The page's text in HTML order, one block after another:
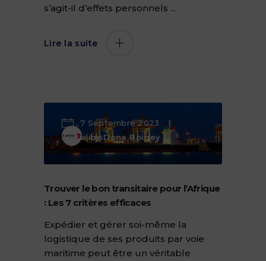
s’agit-il d’effets personnels
Lire la suite
7 Septembre 2023
Actualités
byDona Boigey
Trouver le bon transitaire pour l’Afrique
: Les 7 critères efficaces
Expédier et gérer soi-même la
logistique de ses produits par voie
maritime peut être un véritable